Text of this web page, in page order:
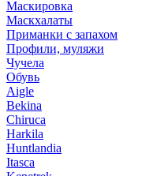
Маскировка
Маскхалаты
Приманки с запахом
Профили, муляжи
Чучела
Обувь
Aigle
Bekina
Chiruсa
Harkila
Huntlandia
Itasca